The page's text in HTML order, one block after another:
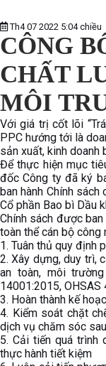
Th4 07 2022 5:04 chiều
CÔNG
CHẤT
MÔI
Với giá trị cốt lõi
PPC hướng tới là
sản xuất, kinh doanh
Để thực hiện mục
đốc Công ty đã ký
ban hành Chính
Cổ phần Bao bì Dầu
Chính sách được
toàn thể cán bộ công
1. Tuân thủ quy định
2. Xây dựng, duy trì,
an toàn, môi
14001:2015, OHSAS
3. Hoàn thành kế
4. Kiểm soát chặt
dịch vụ chăm sóc
5. Cải tiến quá trình
thực hành tiết kiệm